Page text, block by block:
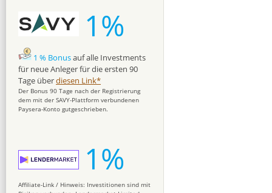
1%
1 % Bonusauf alle Investments
für neue Anleger für die ersten 90
Tage überdiesen Link*
Der Bonus 90 Tage nach der Registrierung
dem mit der SAVY-Plattform verbundenen
Paysera-Konto gutgeschrieben.
1%
Affiliate-Link / Hinweis: Investitionen sind mit